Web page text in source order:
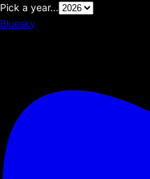
Pick a year...
Bluesky